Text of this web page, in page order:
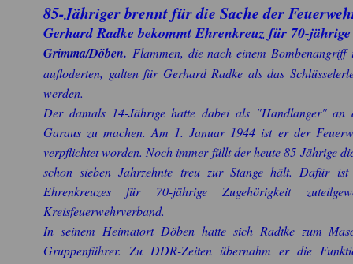
85-Jähriger brennt für die Sache der
Gerhard Radke bekommt Ehrenkreuz für 70-
Grimma/Döben. Flammen, die nach einem
aufloderten, galten für Gerhard Radke als das
werden.
Der damals 14-Jährige hatte dabei als "Handlanger" an
Garaus zu machen. Am 1. Januar 1944 ist er der
verpflichtet worden. Noch immer füllt der heute 85-Jährige
schon sieben Jahrzehnte treu zur Stange hält. Dafür
Ehrenkreuzes für 70-jährige Zugehörigkeit
Kreisfeuerwehrverband.
In seinem Heimatort Döben hatte sich Radtke zum
Gruppenführer. Zu DDR-Zeiten übernahm er die